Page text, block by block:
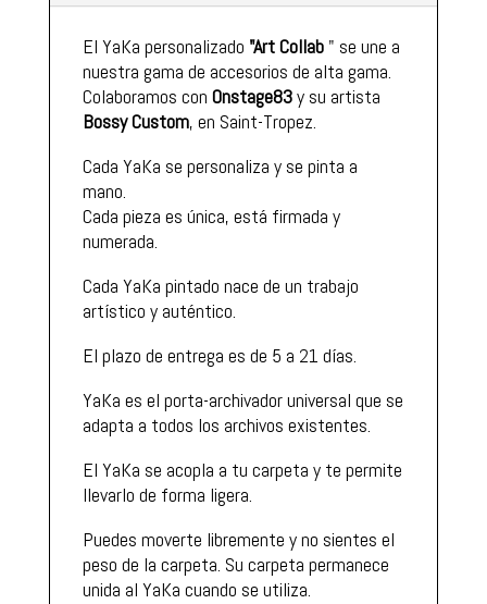
El YaKa personalizado "Art Collab" se une a
nuestra gama de accesorios de alta gama.
Colaboramos con Onstage83y su artista
Bossy Custom, en Saint-Tropez.
Cada YaKa se personaliza y se pinta a
mano.
Cada pieza es única, está firmada y
numerada.
Cada YaKa pintado nace de un trabajo
artístico y auténtico.
El plazo de entrega es de 5 a 21 días.
YaKa es el porta-archivador universal que se
adapta a todos los archivos existentes.
El YaKa se acopla a tu carpeta y te permite
llevarlo de forma ligera.
Puedes moverte libremente y no sientes el
peso de la carpeta. Su carpeta permanece
unida al YaKa cuando se utiliza.